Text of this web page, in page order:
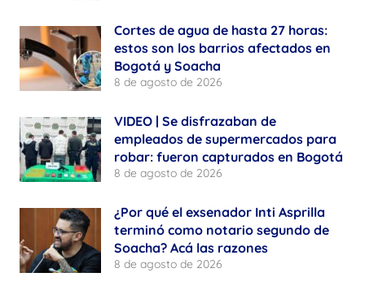
Cortes de agua de hasta 27 horas:
estos son los barrios afectados en
Bogotá y Soacha
8 de agosto de 2026
VIDEO | Se disfrazaban de
empleados de supermercados para
robar: fueron capturados en Bogotá
8 de agosto de 2026
¿Por qué el exsenador Inti Asprilla
terminó como notario segundo de
Soacha? Acá las razones
8 de agosto de 2026